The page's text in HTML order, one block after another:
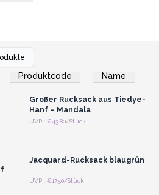
Produktcode Name
Registrieren für
Großhandelspreise
Großer Rucksack aus Tiedye-
Hanf – Mandala
UVP : €43.80/StuckAnmelden oder
Jacquard-Rucksack blaugrün
UVP : €17.50/StückAnmelden oder